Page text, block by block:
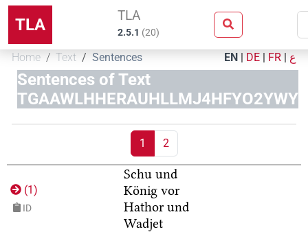
TLA TLA
2.5.1 (20)
Home Text Sentences EN | DE | FR | ع
Sentences of Text
TGAAWLHHERAUHLLMJ4HFYO2YWY
1 2
(1)
ID
Schu und
König vor
Hathor und
Wadjet